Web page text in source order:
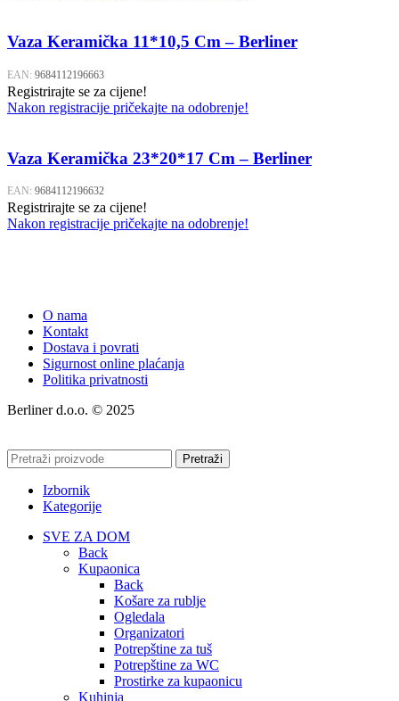
Vaza Keramička 11*10,5 Cm – Berliner
EAN: 9684112196663
Registrirajte se za cijene!
Nakon registracije pričekajte na odobrenje!
Vaza Keramička 23*20*17 Cm – Berliner
EAN: 9684112196632
Registrirajte se za cijene!
Nakon registracije pričekajte na odobrenje!
O nama
Kontakt
Dostava i povrati
Sigurnost online plaćanja
Politika privatnosti
Berliner d.o.o. © 2025
Pretraži
Izbornik
Kategorije
SVE ZA DOM
Back
Kupaonica
Back
Košare za rublje
Ogledala
Organizatori
Potrepštine za tuš
Potrepštine za WC
Prostirke za kupaonicu
Kuhinja